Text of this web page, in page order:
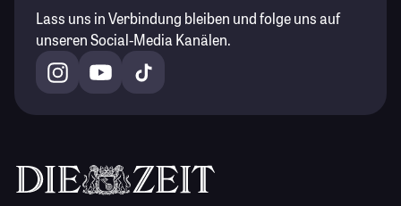
Lass uns in Verbindung bleiben und folge uns auf
unseren Social-Media Kanälen.